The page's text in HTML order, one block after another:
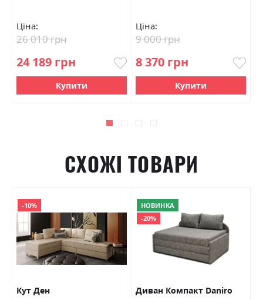
Ціна:
24 189 грн
26 010 грн
Купити
Ціна:
8 370 грн
9 000 грн
Купити
СХОЖІ ТОВАРИ
-10%
Кут Ден
НОВИНКА
-20%
Диван Компакт Daniro